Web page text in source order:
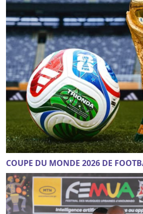
COUPE DU MONDE 2026 DE